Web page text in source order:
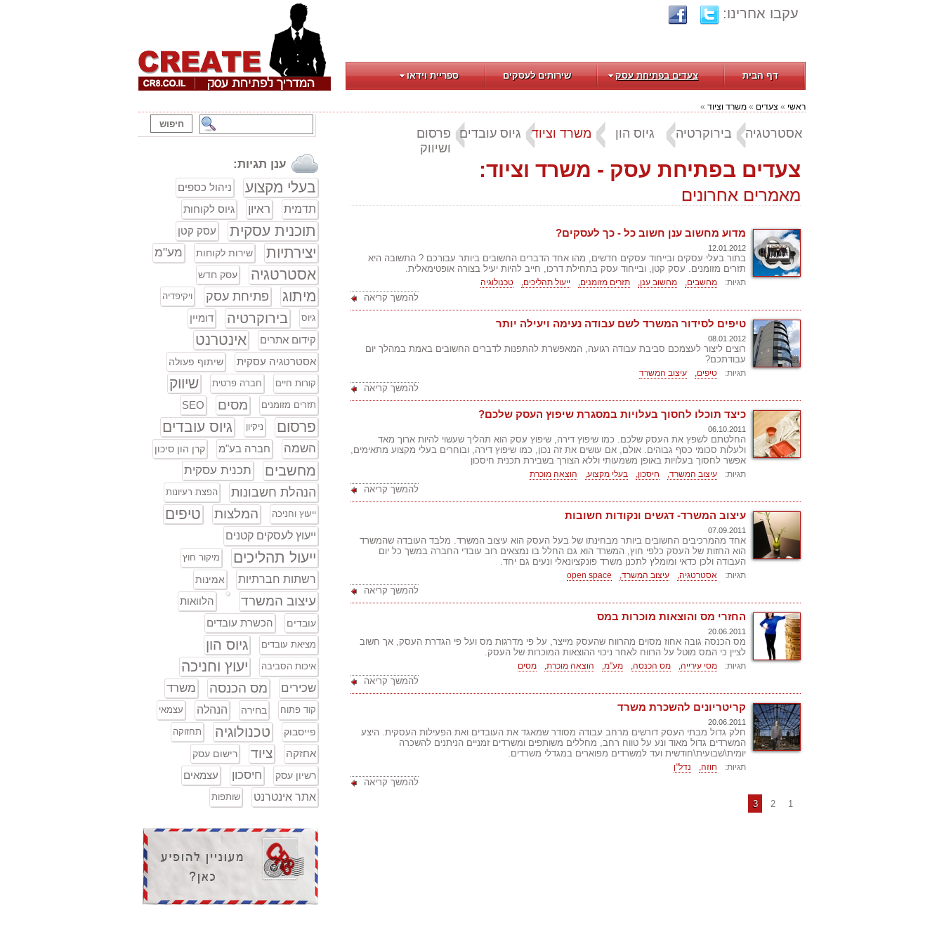
עקבו אחרינו:
דף הבית צעדים בפתיחת עסק שירותים לעסקים ספריית וידאו
ראשי » צעדים » משרד וציוד »
אסטרטגיה בירוקרטיה גיוס הון משרד וציוד גיוס עובדים
פרסום
ושיווק
צעדים בפתיחת עסק - משרד וציוד:
מאמרים אחרונים
מדוע מחשוב ענן חשוב כל - כך לעסקים?
12.01.2012
בתור בעלי עסקים ובייחוד עסקים חדשים, מהו אחד הדברים החשובים ביותר עבורכם ? התשובה היא
תזרים מזומנים. עסק קטן, ובייחוד עסק בתחילת דרכו, חייב להיות יעיל בצורה אופטימאלית.
תגיות: מחשבים, מחשוב ענן, תזרים מזומנים, ייעול תהליכים, טכנולוגיה
להמשך קריאה
טיפים לסידור המשרד לשם עבודה נעימה ויעילה יותר
08.01.2012
רוצים ליצור לעצמכם סביבת עבודה רגועה, המאפשרת להתפנות לדברים החשובים באמת במהלך יום
עבודתכם?
תגיות: טיפים, עיצוב המשרד
להמשך קריאה
כיצד תוכלו לחסוך בעלויות במסגרת שיפוץ העסק שלכם?
06.10.2011
החלטתם לשפץ את העסק שלכם. כמו שיפוץ דירה, שיפוץ עסק הוא תהליך שעשוי להיות ארוך מאד
ולעלות סכומי כסף גבוהים. אולם, אם עושים את זה נכון, כמו שיפוץ דירה, ובוחרים בעלי מקצוע מתאימים,
אפשר לחסוך בעלויות באופן משמעותי וללא הצורך בשבירת תכנית חיסכון
תגיות: עיצוב המשרד, חיסכון, בעלי מקצוע, הוצאה מוכרת
להמשך קריאה
עיצוב המשרד- דגשים ונקודות חשובות
07.09.2011
אחד מהמרכיבים החשובים ביותר מבחינתו של בעל העסק הוא עיצוב המשרד. מלבד העובדה שהמשרד
הוא החזות של העסק כלפי חוץ, המשרד הוא גם החלל בו נמצאים רוב עובדי החברה במשך כל יום
העבודה ולכן כדאי ומומלץ לתכנן משרד פונקציונאלי ונעים גם יחד.
תגיות: אסטרטגיה, עיצוב המשרד, open space
להמשך קריאה
החזרי מס והוצאות מוכרות במס
20.06.2011
מס הכנסה גובה אחוז מסוים מהרווח שהעסק מייצר, על פי מדרגות מס ועל פי הגדרת העסק, אך חשוב
לציין כי המס מוטל על הרווח לאחר ניכוי ההוצאות המוכרות של העסק.
תגיות: מסי עירייה, מס הכנסה, מע"מ, הוצאה מוכרת, מסים
להמשך קריאה
קריטריונים להשכרת משרד
20.06.2011
חלק גדול מבתי העסק דורשים מרחב עבודה מסודר שמאגד את העובדים ואת הפעילות העסקית. היצע
המשרדים גדול מאוד ונע על טווח רחב, מחללים משותפים ומשרדים זמניים הניתנים להשכרה
יומית\שבועית\חודשית ועד למשרדים מפוארים במגדלי משרדים.
תגיות: חוזה, נדל"ן
להמשך קריאה
1
2
3
ענן תגיות:
בעלי מקצוע
ניהול כספים
תדמית
ראיון גיוס לקוחות
תוכנית עסקית עסק קטן
יצירתיות שירות לקוחות מע"מ
אסטרטגיה עסק חדש
מיתוג פתיחת עסק ויקיפדיה
גיוס בירוקרטיה
דומיין
קידום אתרים
אינטרנט
אסטרטגיה עסקית שיתוף פעולה
קורות חיים חברה פרטית שיווק
תזרים מזומנים מסים SEO
פרסום ניקיון גיוס עובדים
השמה חברה בע"מ קרן הון סיכון
מחשבים תכנית עסקית
הנהלת חשבונות הפצת רעיונות
ייעוץ וחניכה המלצות טיפים
ייעוץ לעסקים קטנים
ייעול תהליכים מיקור חוץ
רשתות חברתיות אמינות
עיצוב המשרד הלוואות
עובדים הכשרת עובדים
מציאת עובדים גיוס הון
איכות הסביבה יעוץ וחניכה
שכירים מס הכנסה משרד
קוד פתוח בחירה הנהלה עצמאי
פייסבוק טכנולוגיה תחזוקה
אחזקה ציוד
רישום עסק
רשיון עסק
חיסכון
עצמאים
אתר אינטרנט
שותפות